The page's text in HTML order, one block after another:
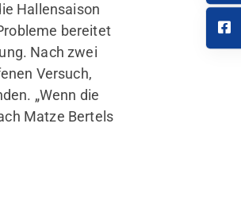
Hallensaison
bereitet
Nach zwei
Versuch,
„Wenn die
Matze Bertels